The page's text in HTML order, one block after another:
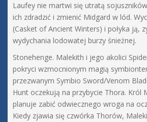
Laufey nie martwi się utratą
ich zdradzić i zmienić Midgard w lód.
(Casket of Ancient Winters) i połyka ją,
wydychania lodowatej burzy śnieżnej.
Stonehenge. Malekith i jego akolici
pokryci wzmocnionym magią
przezwanym Symbio Sword/Venom
Hunt oczekują na przybycie Thora. Król
planuje zabić odwiecznego wroga na
Kiedy zjawia się czwórka Thorów,